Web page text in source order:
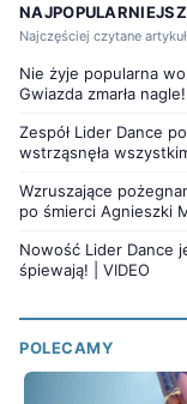
Najczęściej czytane
Nie żyje popularna
Gwiazda zmarła nagle!
Zespół Lider Dance
wstrząsnęła
Wzruszające
po śmierci Agnieszki
Nowość Lider Dance
śpiewają! | VIDEO
POLECAMY